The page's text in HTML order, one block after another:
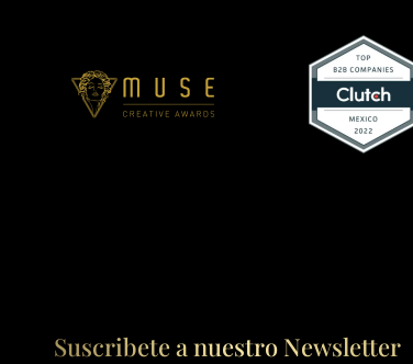
Suscribete a nuestro Newsletter